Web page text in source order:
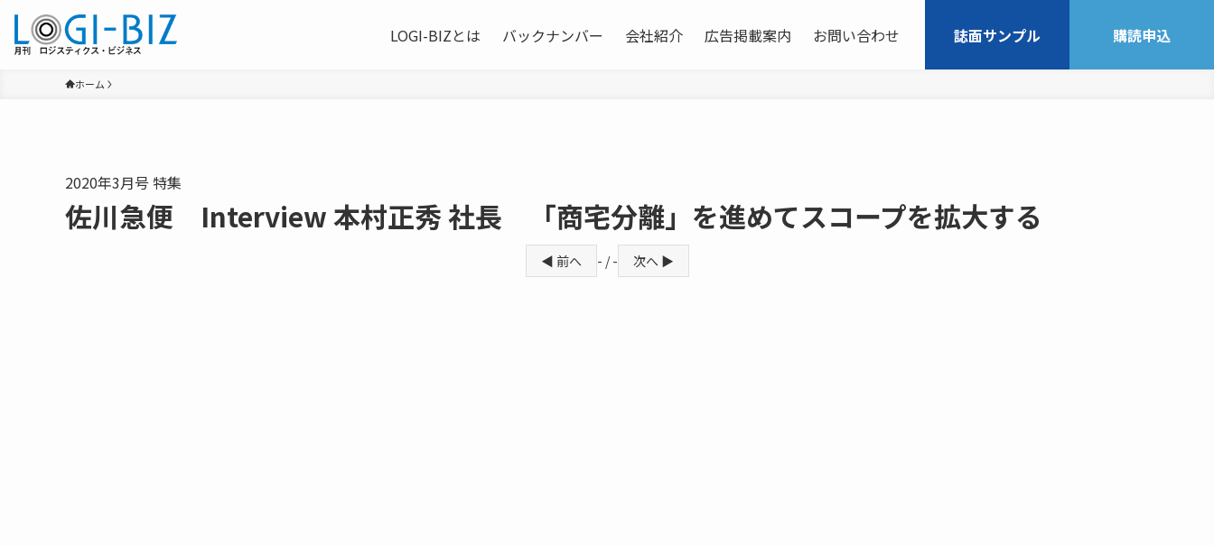
LOGI-BIZとは バックナンバー 会社紹介 広告掲載案内 お問い合わせ 誌面サンプル 購読申込
ホーム
2020年3月号 特集
佐川急便 Interview 本村正秀 社長 「商宅分離」を進めてスコープを拡大する
◀ 前へ - / - 次へ ▶